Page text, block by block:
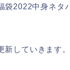
袋2022中身ネタ
新していきます。